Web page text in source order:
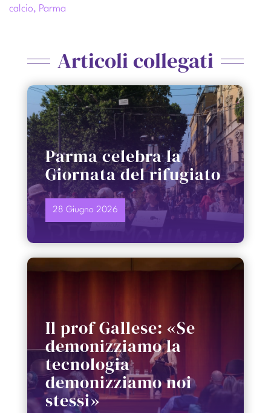
calcio, Parma
Articoli collegati
Parma celebra la
Giornata del rifugiato
28 Giugno 2026
Il prof Gallese: «Se
demonizziamo la
tecnologia
demonizziamo noi
stessi»